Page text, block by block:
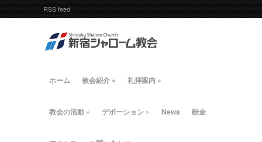
RSS feed
ホーム 教会紹介 » 礼拝案内 »
教会の活動 » デボーション » News 献金